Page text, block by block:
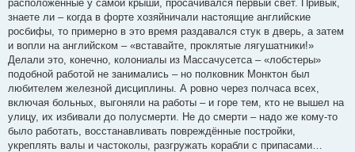
расположенные у самой крыши, просачивался первый свет. Привык,
знаете ли – когда в форте хозяйничали настоящие английские
росбифы, то примерно в это время раздавался стук в дверь, а затем
и вопли на английском – «вставайте, проклятые лягушатники!»
Делали это, конечно, колониалы из Массачусетса – «лобстеры»
подобной работой не занимались – но полковник Монктон был
любителем железной дисциплины. А ровно через полчаса всех,
включая больных, выгоняли на работы – и горе тем, кто не вышел на
улицу, их избивали до полусмерти. Не до смерти – надо же кому-то
было работать, восстанавливать повреждённые постройки,
укреплять валы и частоколы, разгружать корабли с припасами…